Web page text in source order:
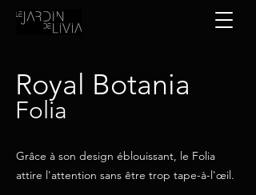
Royal Botania
Folia
Grâce à son design éblouissant, le Folia
attire l'attention sans être trop tape-à-l'œil.